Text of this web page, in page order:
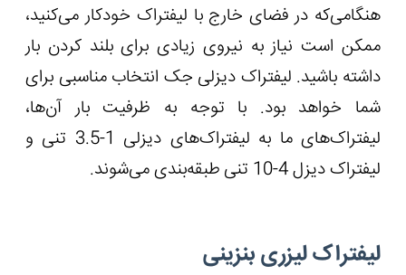
هنگامی‌که در فضای خارج با لیفتراک خودکار می‌کنید،
ممکن است نیاز به نیروی زیادی برای بلند کردن بار
داشته باشید. لیفتراک دیزلی جک انتخاب مناسبی برای
شما خواهد بود. با توجه به ظرفیت بار آن‌ها،
لیفتراک‌های ما به لیفتراک‌های دیزلی 1-3.5 تنی و
لیفتراک دیزل 4-10 تنی طبقه‌بندی می‌شوند.
لیفتراک لیزری بنزینی